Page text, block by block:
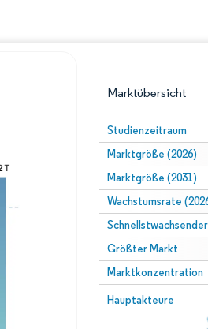
Marktübersicht
Studienzeitraum
Marktgröße (2026)
Marktgröße (2031)
Wachstumsrate
Größter Markt
Marktkonzentration
Hauptakteure
Bild © Mordor
Wiederverwendung erfordert Namensnennung